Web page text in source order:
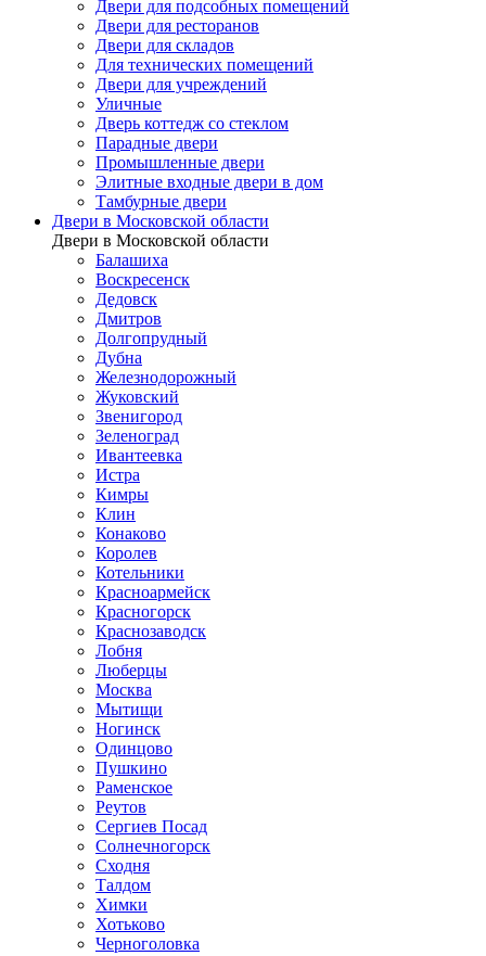
Двери для подсобных помещений
Двери для ресторанов
Двери для складов
Для технических помещений
Двери для учреждений
Уличные
Дверь коттедж со стеклом
Парадные двери
Промышленные двери
Элитные входные двери в дом
Тамбурные двери
Двери в Московской области
Двери в Московской области
Балашиха
Воскресенск
Дедовск
Дмитров
Долгопрудный
Дубна
Железнодорожный
Жуковский
Звенигород
Зеленоград
Ивантеевка
Истра
Кимры
Клин
Конаково
Королев
Котельники
Красноармейск
Красногорск
Краснозаводск
Лобня
Люберцы
Москва
Мытищи
Ногинск
Одинцово
Пушкино
Раменское
Реутов
Сергиев Посад
Солнечногорск
Сходня
Талдом
Химки
Хотьково
Черноголовка